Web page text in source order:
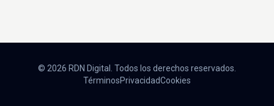
© 2026 RDN Digital. Todos los derechos reservados.
TérminosPrivacidadCookies